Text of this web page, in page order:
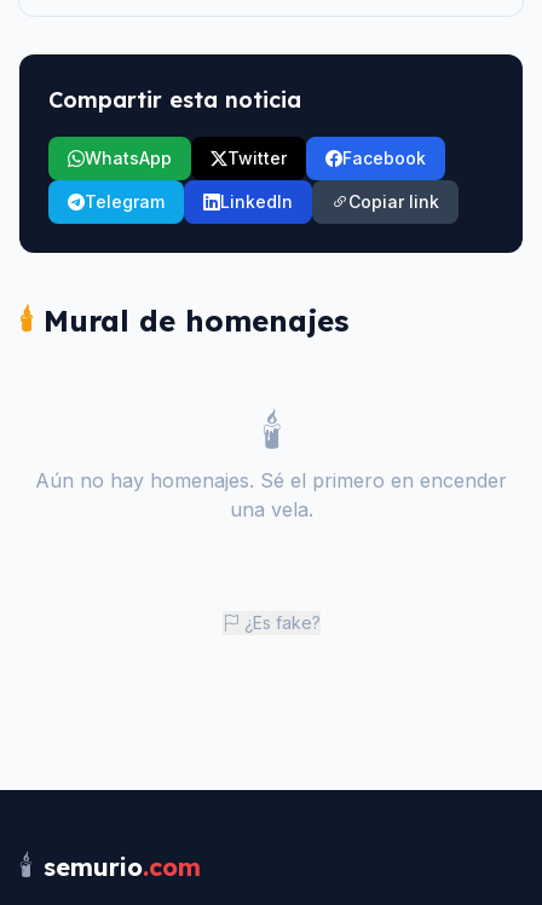
Compartir esta noticia
WhatsApp Twitter Facebook
Telegram LinkedIn Copiar link
🕯️ Mural de homenajes
🕯️
Aún no hay homenajes. Sé el primero en encender
una vela.
¿Es fake?
🕯️ semurio.com